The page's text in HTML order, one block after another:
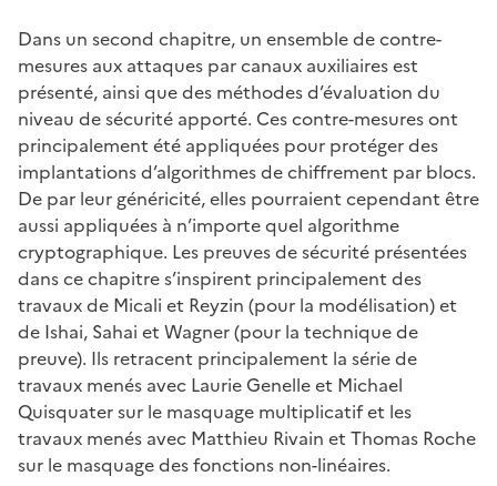
Dans un second chapitre, un ensemble de contre-
mesures aux attaques par canaux auxiliaires est
présenté, ainsi que des méthodes d’évaluation du
niveau de sécurité apporté. Ces contre-mesures ont
principalement été appliquées pour protéger des
implantations d’algorithmes de chiffrement par blocs.
De par leur généricité, elles pourraient cependant être
aussi appliquées à n’importe quel algorithme
cryptographique. Les preuves de sécurité présentées
dans ce chapitre s’inspirent principalement des
travaux de Micali et Reyzin (pour la modélisation) et
de Ishai, Sahai et Wagner (pour la technique de
preuve). Ils retracent principalement la série de
travaux menés avec Laurie Genelle et Michael
Quisquater sur le masquage multiplicatif et les
travaux menés avec Matthieu Rivain et Thomas Roche
sur le masquage des fonctions non-linéaires.